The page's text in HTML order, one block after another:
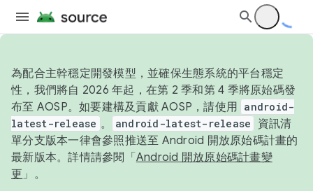
為配合主幹穩定開發模型，並確保生態系統的平台穩定
性，我們將自 2026 年起，在第 2 季和第 4 季將原始碼發
布至 AOSP。如要建構及貢獻 AOSP，請使用 android-
latest-release 。 android-latest-release
資訊清
單分支版本一律會參照推送至 Android 開放原始碼計畫的
最新版本。詳情請參閱「 Android 開放原始碼計畫變
更 」。